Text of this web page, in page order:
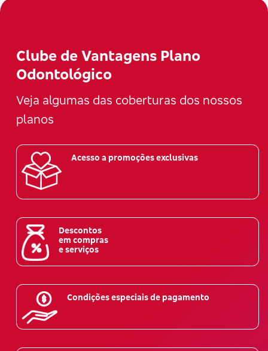
Clube de Vantagens Plano
Odontológico
Veja algumas das coberturas dos nossos
planos
Acesso a promoções exclusivas
Descontos
em compras
e serviços
Condições especiais de pagamento